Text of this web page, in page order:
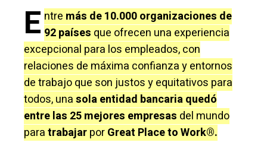
E ntre más de 10.000 organizaciones de
92 países que ofrecen una experiencia
excepcional para los empleados, con
relaciones de máxima confianza y entornos
de trabajo que son justos y equitativos para
todos, unasola entidad bancaria quedó
entre las 25 mejores empresas del mundo
paratrabajarporGreat Place to Work®.